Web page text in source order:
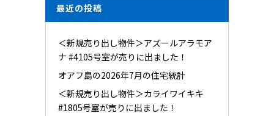
最近の投稿
＜新規売り出し物件＞アズールアラモア
ナ #4105号室が売りに出ました！
オアフ島の2026年7月の住宅統計
＜新規売り出し物件＞カライワイキキ
#1805号室が売りに出ました！